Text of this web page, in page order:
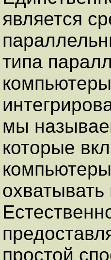
является
типа
мы
которые
охватывать
простой